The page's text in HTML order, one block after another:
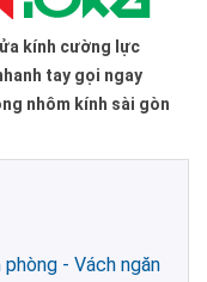
kính cường lực
tay gọi ngay
nhôm kính sài gòn
- Vách ngăn